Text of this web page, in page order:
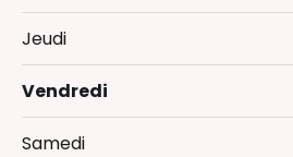
Jeudi
Vendredi
Samedi